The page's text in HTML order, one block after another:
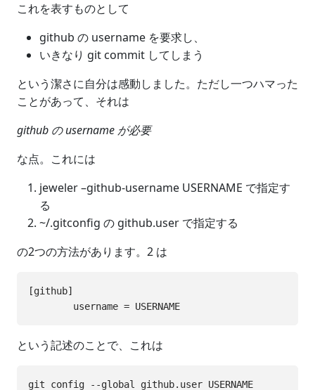
これを表すものとして
github の username を要求し、
いきなり git commit してしまう
という潔さに自分は感動しました。ただし一つハマった
ことがあって、それは
github の username が必要
な点。これには
jeweler –github-username USERNAME で指定す
る
~/.gitconfig の github.user で指定する
の2つの方法があります。2 は
[github]
という記述のことで、これは